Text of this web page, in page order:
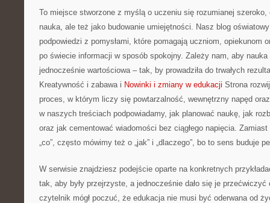
To miejsce stworzone z myślą o uczeniu się rozumianej
nauka, ale też jako budowanie umiejętności. Nasz blog
podpowiedzi z pomysłami, które pomagają uczniom, opiekunom
po świecie informacji w sposób spokojny. Zależy nam, aby nauka
jednocześnie wartościowa – tak, by prowadziła do trwałych
Kreatywność i zabawa i Nowinki i zmiany w edukacji Strona
proces, w którym liczy się powtarzalność, wewnętrzny napęd
w naszych treściach podpowiadamy, jak planować naukę, jak
oraz jak cementować wiadomości bez ciągłego napięcia.
„co”, często mówimy też o „jak” i „dlaczego”, bo to sens buduje
W serwisie znajdziesz podejście oparte na konkretnych
tak, aby były przejrzyste, a jednocześnie dało się je
czytelnik mógł poczuć, że edukacja nie musi być oderwana od